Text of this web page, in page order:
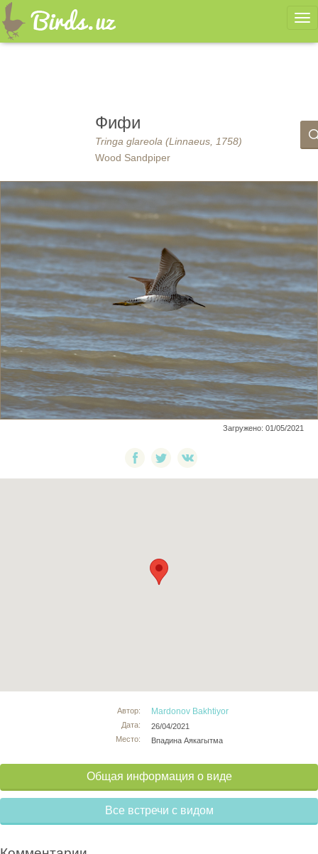
Фифи
Tringa glareola (Linnaeus, 1758)
Wood Sandpiper
Загружено: 01/05/2021
Автор:
Дата:
Место:
Mardonov Bakhtiyor
26/04/2021
Впадина Аякагытма
Общая информация о виде
Все встречи с видом